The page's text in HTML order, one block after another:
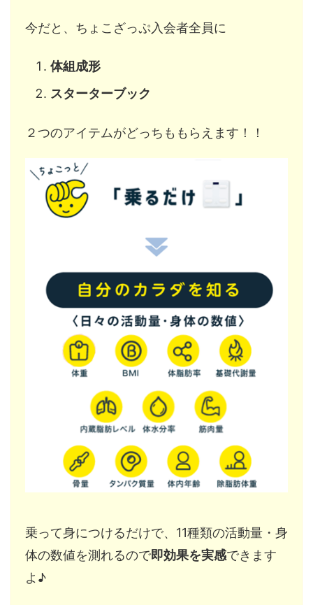
今だと、ちょこざっぷ入会者全員に
体組成形
スターターブック
２つのアイテムがどっちももらえます！！
乗って身につけるだけで、11種類の活動量・身
体の数値を測れるので即効果を実感できます
よ♪